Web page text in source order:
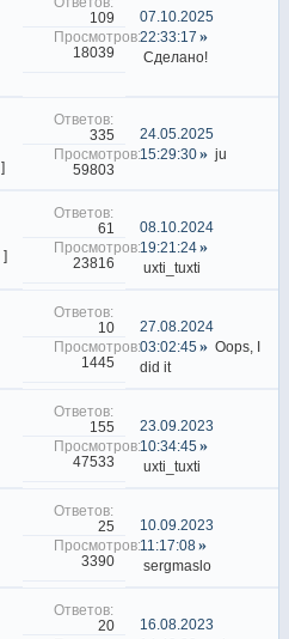
109
18039
07.10.2025
22:33:17
Сделано!
]
335
59803
24.05.2025
15:29:30
ju
]
61
23816
08.10.2024
19:21:24
uxti_tuxti
10
1445
27.08.2024
03:02:45
Oops, I
did it
155
47533
23.09.2023
10:34:45
uxti_tuxti
25
3390
10.09.2023
11:17:08
sergmaslo
20
16.08.2023